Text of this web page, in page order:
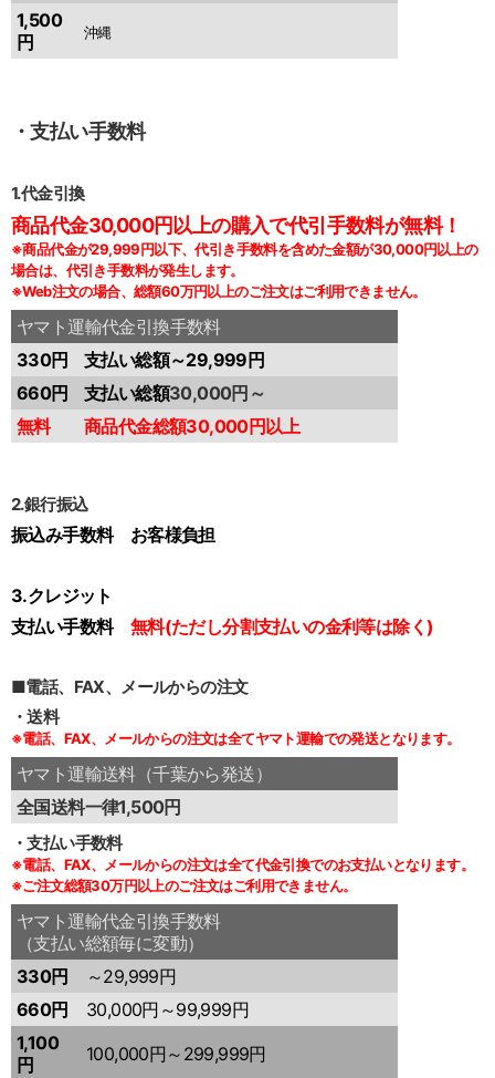
1,500
円
沖縄
・支払い手数料
1.代金引換
商品代金30,000円以上の購入で代引手数料が無料！
※商品代金が29,999円以下、代引き手数料を含めた金額が30,000円以上の
場合は、代引き手数料が発生します。
※Web注文の場合、総額60万円以上のご注文はご利用できません。
ヤマト運輸代金引換手数料
330円
支払い総額～29,999円
660円
支払い総額30,000円～
無料
商品代金総額30,000円以上
2.銀行振込
振込み手数料 お客様負担
3.クレジット
支払い手数料 無料(ただし分割支払いの金利等は除く)
■電話、FAX、メールからの注文
・送料
※電話、FAX、メールからの注文は全てヤマト運輸での発送となります。
ヤマト運輸送料（千葉から発送）
全国送料一律1,500円
・支払い手数料
※電話、FAX、メールからの注文は全て代金引換でのお支払いとなります。
※ご注文総額30万円以上のご注文はご利用できません。
ヤマト運輸代金引換手数料
（支払い総額毎に変動）
330円
～29,999円
660円
30,000円～99,999円
1,100
円
100,000円～299,999円